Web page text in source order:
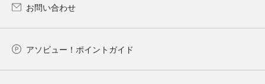
お問い合わせ
アソビュー！ポイントガイド